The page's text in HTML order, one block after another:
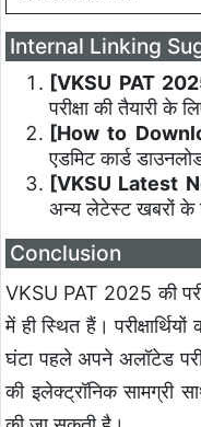
Internal Linking
[VKSU PAT
परीक्षा की तैयारी के
[How to
एडमिट कार्ड
[VKSU Latest
अन्य लेटेस्ट खबरों के
Conclusion
VKSU PAT 2025 की
में ही स्थित हैं।
घंटा पहले अपने अलॉटेड
की इलेक्ट्रॉनिक सामग्री